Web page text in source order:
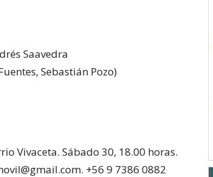
Saavedra
Sebastián Pozo)
Vivaceta. Sábado 30, 18.00 horas.
+56 9 7386 0882